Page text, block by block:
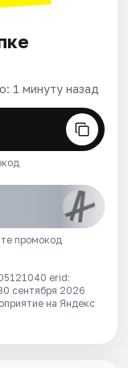
1 минуту назад
промокод
erid:
сентября 2026
на Яндекс